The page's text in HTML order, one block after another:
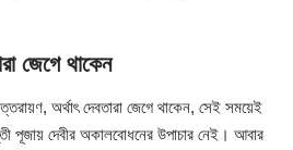
জেগে থাকেন
অর্থাৎ দেবতারা জেগে থাকেন, সেই সময়েই
পূজায় দেবীর অকালবোধনের উপাচার নেই। আবার